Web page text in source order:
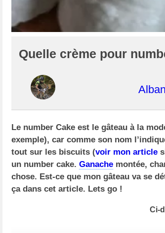
Quelle crème pour
Alban
Le number Cake est le gâteau à la
exemple), car comme son nom
tout sur les biscuits (voir mon article
un number cake. Ganachemontée,
chose. Est-ce que mon gâteau va se
ça dans cet article. Lets go !
Ci-